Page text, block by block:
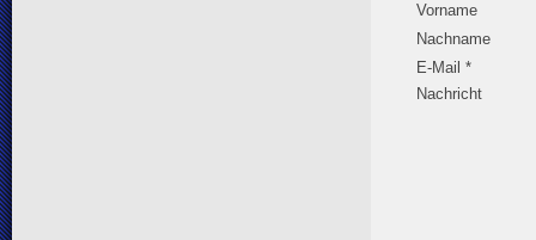
Vorname
Nachname
E-Mail *
Nachricht